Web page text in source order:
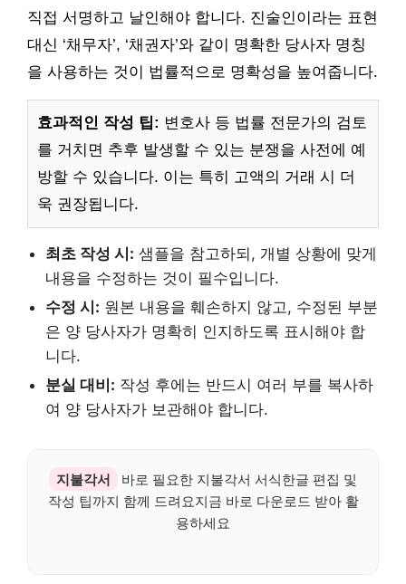
직접 서명하고 날인해야 합니다. 진술인이라는 표현
대신 ‘채무자’, ‘채권자’와 같이 명확한 당사자 명칭
을 사용하는 것이 법률적으로 명확성을 높여줍니다.
효과적인 작성 팁: 변호사 등 법률 전문가의 검토
를 거치면 추후 발생할 수 있는 분쟁을 사전에 예
방할 수 있습니다. 이는 특히 고액의 거래 시 더
욱 권장됩니다.
최초 작성 시: 샘플을 참고하되, 개별 상황에 맞게
내용을 수정하는 것이 필수입니다.
수정 시: 원본 내용을 훼손하지 않고, 수정된 부분
은 양 당사자가 명확히 인지하도록 표시해야 합
니다.
분실 대비: 작성 후에는 반드시 여러 부를 복사하
여 양 당사자가 보관해야 합니다.
지불각서
바로 필요한 지불각서 서식한글 편집 및
작성 팁까지 함께 드려요지금 바로 다운로드 받아 활
용하세요